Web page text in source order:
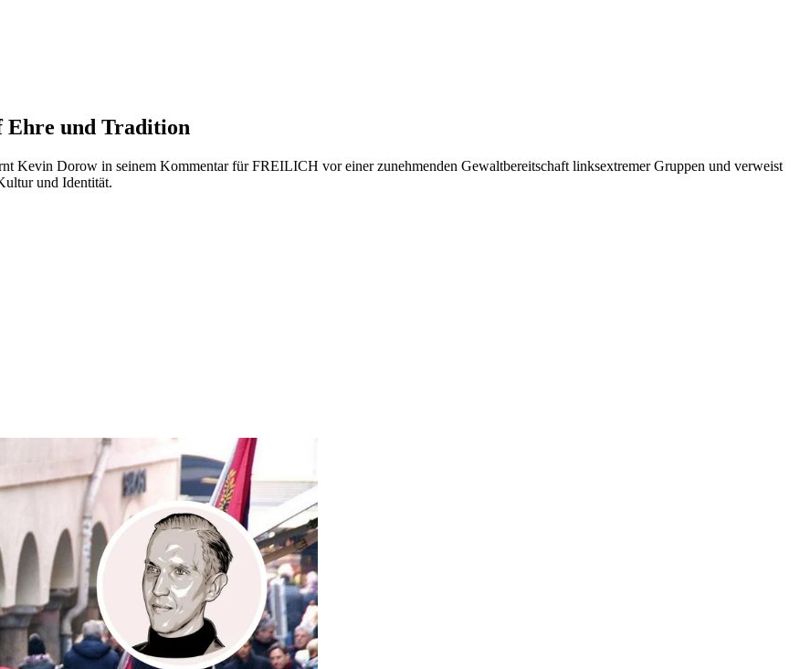
Ehre und Tradition
Kevin Dorow in seinem Kommentar für FREILICH vor einer zunehmenden Gewaltbereitschaft linksextremer Gruppen und verweist
und Identität.